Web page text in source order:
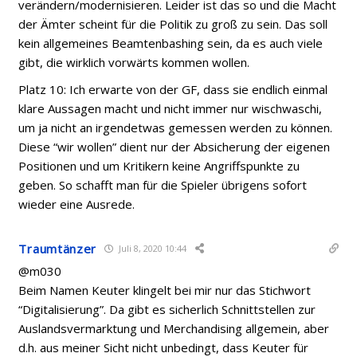
verändern/modernisieren. Leider ist das so und die Macht
der Ämter scheint für die Politik zu groß zu sein. Das soll
kein allgemeines Beamtenbashing sein, da es auch viele
gibt, die wirklich vorwärts kommen wollen.
Platz 10: Ich erwarte von der GF, dass sie endlich einmal
klare Aussagen macht und nicht immer nur wischwaschi,
um ja nicht an irgendetwas gemessen werden zu können.
Diese “wir wollen” dient nur der Absicherung der eigenen
Positionen und um Kritikern keine Angriffspunkte zu
geben. So schafft man für die Spieler übrigens sofort
wieder eine Ausrede.
Traumtänzer Juli 8, 2020 10:44
@m030
Beim Namen Keuter klingelt bei mir nur das Stichwort
“Digitalisierung”. Da gibt es sicherlich Schnittstellen zur
Auslandsvermarktung und Merchandising allgemein, aber
d.h. aus meiner Sicht nicht unbedingt, dass Keuter für